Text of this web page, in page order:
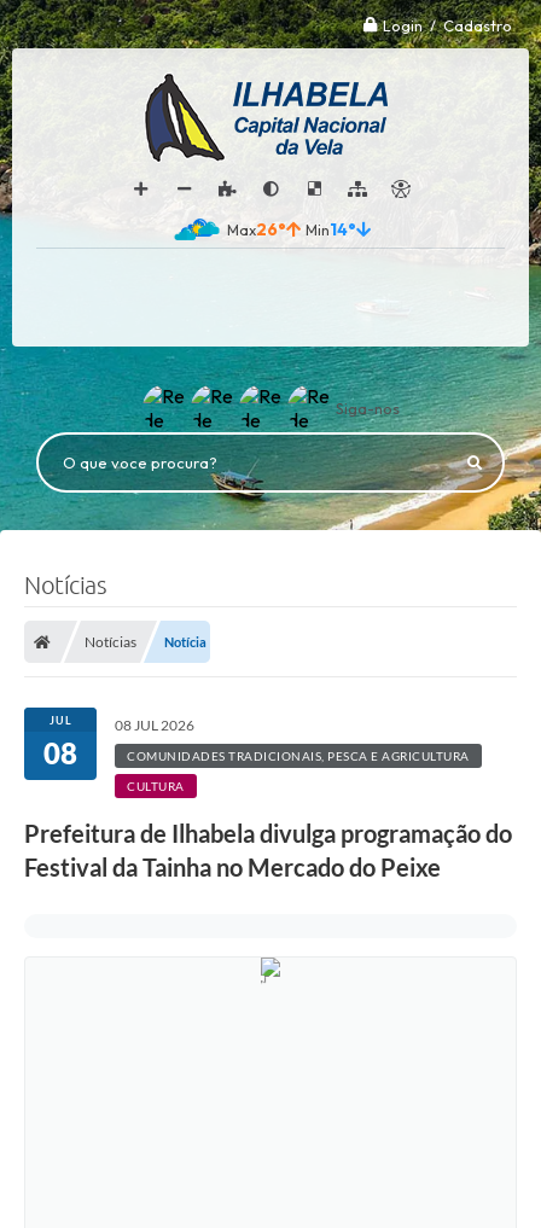
Login / Cadastro
26° 14°
Siga-nos
O que voce procura?
Notícias
Notícias Notícia
JUL
08
08 JUL 2026
COMUNIDADES TRADICIONAIS, PESCA E AGRICULTURA
CULTURA
Prefeitura de Ilhabela divulga programação do
Festival da Tainha no Mercado do Peixe